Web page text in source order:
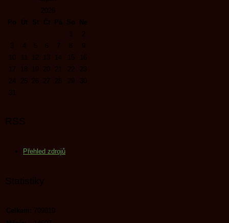
2026
Po
Út St Čt Pá So
Ne
1
2
3
5 7 8
10
11 12 13 14 15
16
17
18 19 20 21 22
23
24
25 26 27 28 29
30
31
RSS
Přehled zdrojů
Statistiky
Celkem: 709810